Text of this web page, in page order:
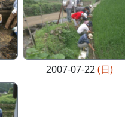
2007-07-22(日)